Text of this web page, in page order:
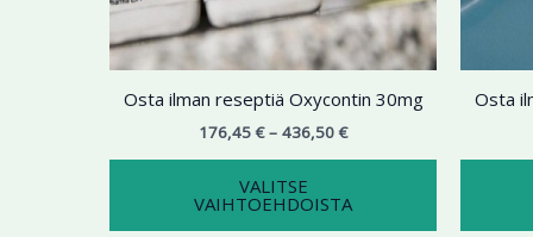
Osta ilman reseptiä Oxycontin 30mg
176,45€ – 436,50€
VALITSE
VAIHTOEHDOISTA
sivulla.
Osta